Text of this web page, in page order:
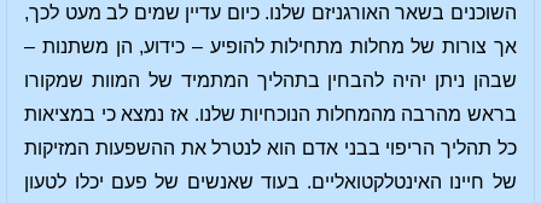
השוכנים בשאר האורגניזם שלנו. כיום עדיין שמים לב מעט לכך,
אך צורות של מחלות מתחילות להופיע – כידוע, הן משתנות –
שבהן ניתן יהיה להבחין בתהליך המתמיד של המוות שמקורו
בראש מהרבה מהמחלות הנוכחיות שלנו. אז נמצא כי במציאות
כל תהליך הריפוי בבני אדם הוא לנטרל את ההשפעות המזיקות
של חיינו האינטלקטואליים. בעוד שאנשים של פעם יכלו לטעון